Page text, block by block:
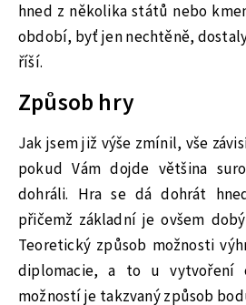
hned z několika států nebo
období, byť jen nechtěně,
říší.
Způsob hry
Jak jsem již výše zmínil, vše
pokud Vám dojde většina
dohráli. Hra se dá dohrát
přičemž základní je ovšem
Teoretický způsob možnosti
diplomacie, a to u vytvoření
možností je takzvaný způsob